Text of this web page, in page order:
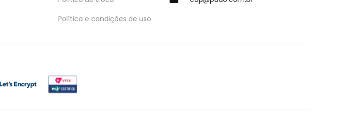
Política e condições de uso